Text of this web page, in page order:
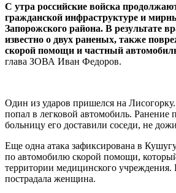
С утра российские войска
гражданской инфраструктуре и
Запорожского района. В результате
известно о двух раненых, также
скорой помощи и частный
глава ЗОВА Иван Федоров.
Один из ударов пришелся на
попал в легковой автомобиль.
больницу его доставили соседи, не
Еще одна атака зафиксирована в
по автомобилю скорой помощи,
территории медицинского учреждения.
пострадала женщина.